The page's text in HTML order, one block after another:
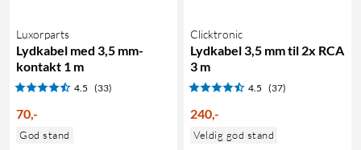
Luxorparts
Lydkabel med 3,5 mm-
kontakt 1 m
4.5 (33)
70,-
God stand
Clicktronic
Lydkabel 3,5 mm til 2x RCA
3 m
4.5 (37)
240,-
Veldig god stand